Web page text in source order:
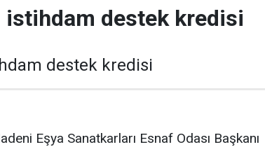
istihdam destek kredisi
destek kredisi
Eşya Sanatkarları Esnaf Odası Başkanı